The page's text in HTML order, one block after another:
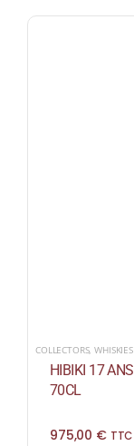
COLLECTORS,
HIBIKI 17
70CL
975,00 € TTC